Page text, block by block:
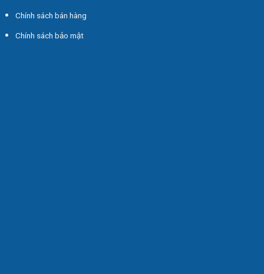
Chính sách bán hàng
Chính sách bảo mật